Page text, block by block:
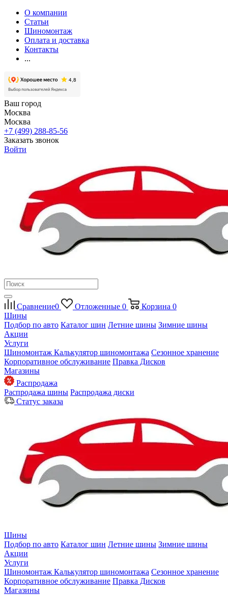
О компании
Статьи
Шиномонтаж
Оплата и доставка
Контакты
...
Ваш город
Москва
Москва
+7 (499) 288-85-56
Заказать звонок
Войти
Сравнение0 Отложенные 0 Корзина 0
Шины
Подбор по авто Каталог шин Летние шины Зимние шины
Акции
Услуги
Шиномонтаж Калькулятор шиномонтажа Сезонное хранение
Корпоративное обслуживание Правка Дисков
Магазины
Распродажа
Распродажа шины Распродажа диски
Статус заказа
Шины
Подбор по авто Каталог шин Летние шины Зимние шины
Акции
Услуги
Шиномонтаж Калькулятор шиномонтажа Сезонное хранение
Корпоративное обслуживание Правка Дисков
Магазины